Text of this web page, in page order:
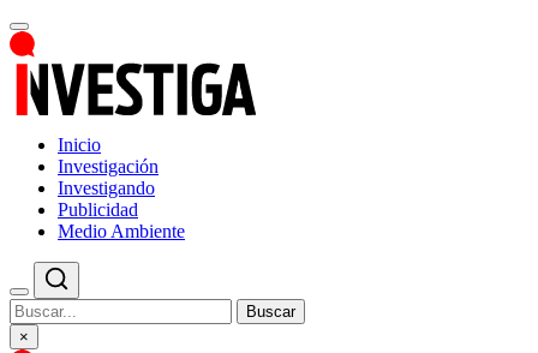
Inicio
Investigación
Investigando
Publicidad
Medio Ambiente
Buscar
×